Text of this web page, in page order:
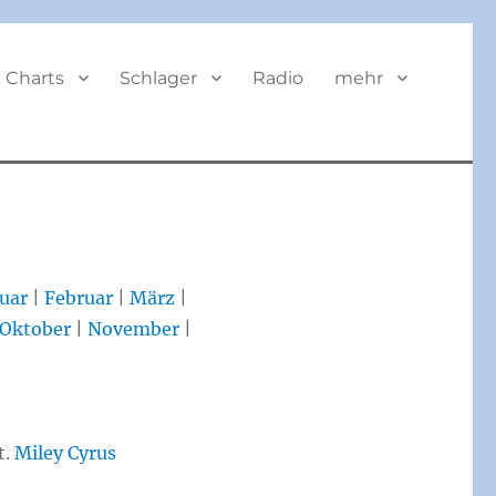
Charts
Schlager Radio mehr
|Februar |März
Oktober |November
Miley Cyrus